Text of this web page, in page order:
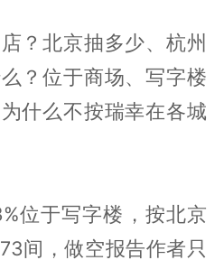
？北京抽多少、杭州
？位于商场、写字楼
什么不按瑞幸在各城
位于写字楼，按北京
间，做空报告作者只